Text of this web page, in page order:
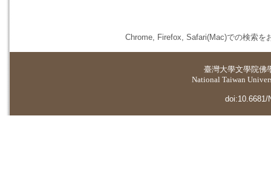
Chrome, Firefox, Safari(Mac)での検索を
臺灣大學文學院佛
National Taiwan
doi:10.6681/